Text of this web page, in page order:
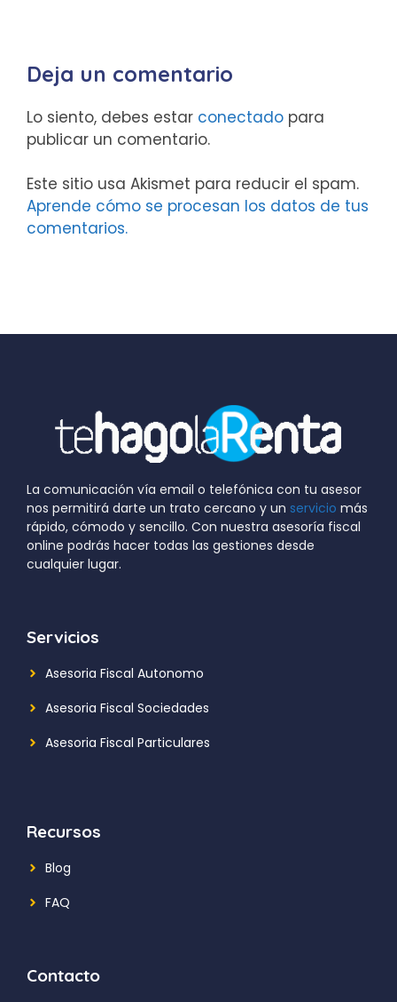
Deja un comentario
Lo siento, debes estar conectado para
publicar un comentario.
Este sitio usa Akismet para reducir el spam.
Aprende cómo se procesan los datos de tus
comentarios.
La comunicación vía email o telefónica con tu asesor
nos permitirá darte un trato cercano y un servicio más
rápido, cómodo y sencillo. Con nuestra asesoría fiscal
online podrás hacer todas las gestiones desde
cualquier lugar.
Servicios
Asesoria Fiscal Autonomo
Asesoria Fiscal Sociedades
Asesoria Fiscal Particulares
Recursos
Blog
FAQ
Contacto